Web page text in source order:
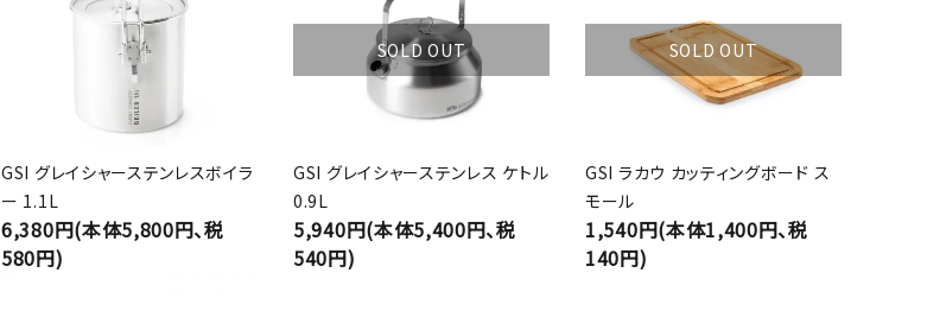
GSI グレイシャーステンレスボイラ
ー 1.1L
6,380円(本体5,800円、税
580円)
SOLD OUT
GSI グレイシャーステンレス ケトル
0.9L
5,940円(本体5,400円、税
540円)
SOLD OUT
GSI ラカウ カッティングボード ス
モール
1,540円(本体1,400円、税
140円)